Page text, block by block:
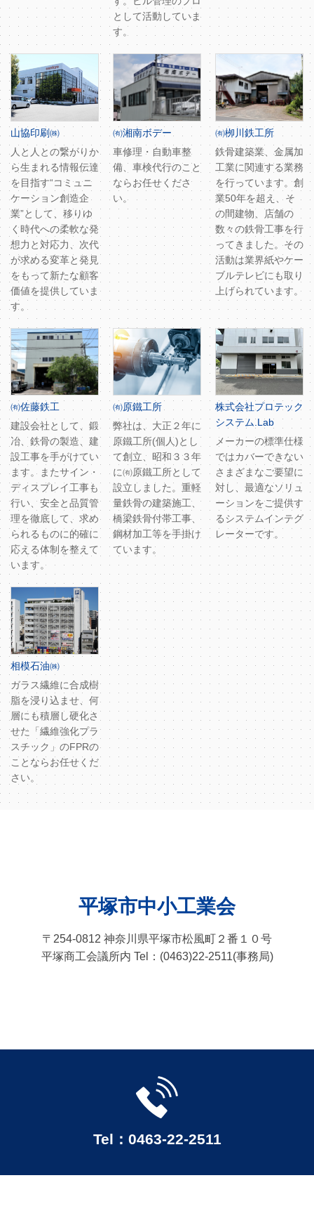
として活動していま
す。
山協印刷㈱
人と人との繋がりか
ら生まれる情報伝達
を目指す“コミュニ
ケーション創造企
業”として、移りゆ
く時代への柔軟な発
想力と対応力、次代
が求める変革と発見
をもって新たな顧客
価値を提供していま
す。
㈲湘南ボデー
車修理・自動車整
備、車検代行のこと
ならお任せくださ
い。
㈲栁川鉄工所
鉄骨建築業、金属加
工業に関連する業務
を行っています。創
業50年を超え、そ
の間建物、店舗の
数々の鉄骨工事を行
ってきました。その
活動は業界紙やケー
ブルテレビにも取り
上げられています。
㈲佐藤鉄工
建設会社として、鍛
冶、鉄骨の製造、建
設工事を手がけてい
ます。またサイン・
ディスプレイ工事も
行い、安全と品質管
理を徹底して、求め
られるものに的確に
応える体制を整えて
います。
㈲原鐵工所
弊社は、大正２年に
原鐵工所(個人)とし
て創立、昭和３３年
に㈲原鐵工所として
設立しました。重軽
量鉄骨の建築施工、
橋梁鉄骨付帯工事、
鋼材加工等を手掛け
ています。
株式会社プロテック
システム.Lab
メーカーの標準仕様
ではカバーできない
さまざまなご要望に
対し、最適なソリュ
ーションをご提供す
るシステムインテグ
レーターです。
相模石油㈱
ガラス繊維に合成樹
脂を浸り込ませ、何
層にも積層し硬化さ
せた「繊維強化プラ
スチック」のFPRの
ことならお任せくだ
さい。
平塚市中小工業会
〒254-0812 神奈川県平塚市松風町２番１０号
平塚商工会議所内 Tel：(0463)22-2511(事務局)
Tel：0463-22-2511